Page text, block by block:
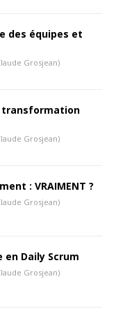
des équipes et
Grosjean)
transformation
Grosjean)
: VRAIMENT ?
Grosjean)
Daily Scrum
Grosjean)